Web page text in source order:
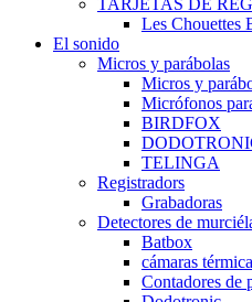
TARJETAS DE
Les Chouettes
El sonido
Micros y parábolas
Micros y
Micrófonos
BIRDFOX
TELINGA
Registradors
Grabadoras
Detectores de
Batbox
cámaras
Contadores de